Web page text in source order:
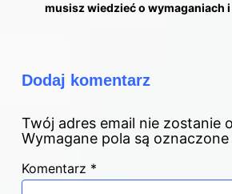
musisz wiedzieć o wymaganiach
Dodaj komentarz
Twój adres email nie zostanie
Wymagane pola są oznaczone
Komentarz *